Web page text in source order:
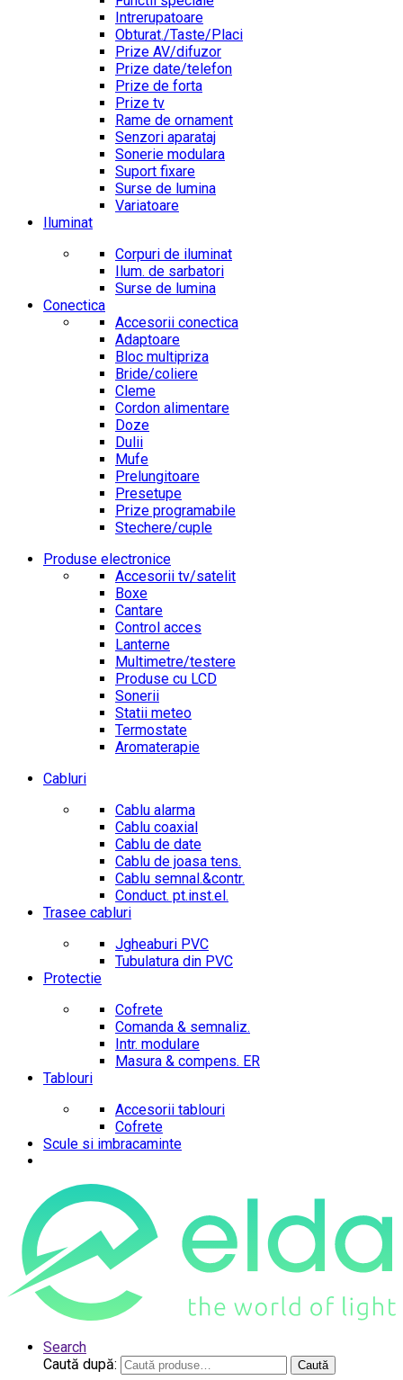
Intrerupatoare
Obturat./Taste/Placi
Prize AV/difuzor
Prize date/telefon
Prize de forta
Prize tv
Rame de ornament
Senzori aparataj
Sonerie modulara
Suport fixare
Surse de lumina
Variatoare
Iluminat
Corpuri de iluminat
Ilum. de sarbatori
Surse de lumina
Conectica
Accesorii conectica
Adaptoare
Bloc multipriza
Bride/coliere
Cleme
Cordon alimentare
Doze
Dulii
Mufe
Prelungitoare
Presetupe
Prize programabile
Stechere/cuple
Produse electronice
Accesorii tv/satelit
Boxe
Cantare
Control acces
Lanterne
Multimetre/testere
Produse cu LCD
Sonerii
Statii meteo
Termostate
Aromaterapie
Cabluri
Cablu alarma
Cablu coaxial
Cablu de date
Cablu de joasa tens.
Cablu semnal.&contr.
Conduct. pt.inst.el.
Trasee cabluri
Jgheaburi PVC
Tubulatura din PVC
Protectie
Cofrete
Comanda & semnaliz.
Intr. modulare
Masura & compens. ER
Tablouri
Accesorii tablouri
Cofrete
Scule si imbracaminte
Search
Caută după:
Caută